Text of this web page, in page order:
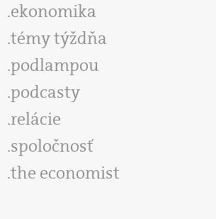
ekonomika
témy týždňa
podlampou
podcasty
relácie
spoločnosť
the economist